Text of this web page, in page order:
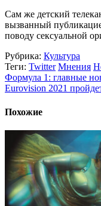
Сам же детский
вызванный
поводу сексуальной
Рубрика: Культура
Теги: Twitter Мнения
Формула 1: главные
Eurovision 2021
Похожие